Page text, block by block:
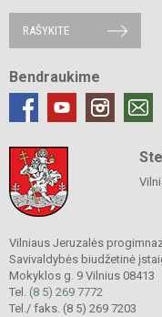
RAŠYKITE
Bendraukime
Vilniaus Jeruzalės
Savivaldybės biudžetinė
Mokyklos g. 9 Vilnius 08413
Tel. (8 5) 269 7772
Tel./ faks. (8 5) 269 7203